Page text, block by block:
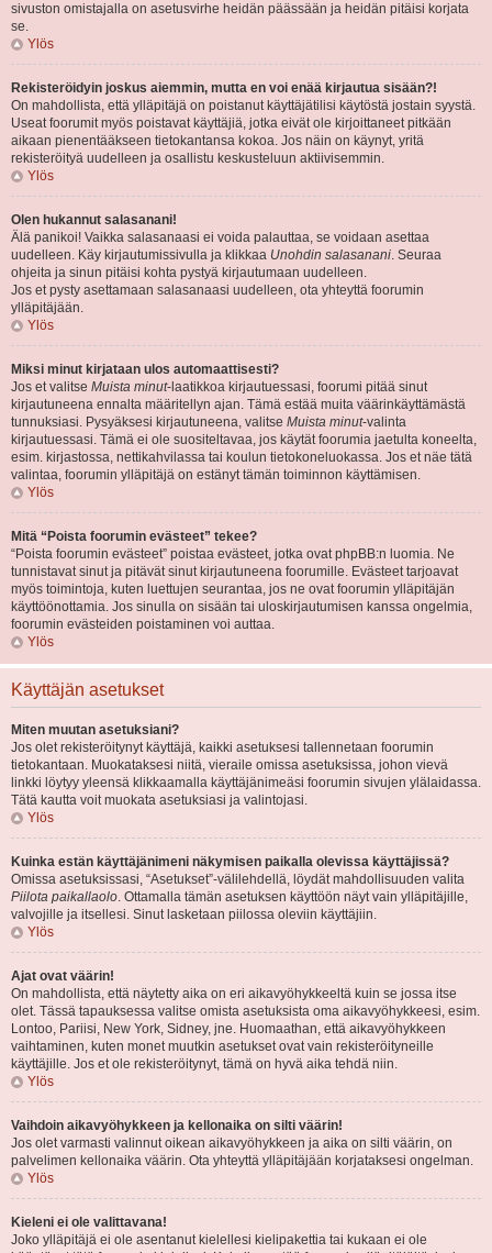
sivuston omistajalla on asetusvirhe heidän päässään ja heidän pitäisi korjata
se.
Ylös
Rekisteröidyin joskus aiemmin, mutta en voi enää kirjautua sisään?!
On mahdollista, että ylläpitäjä on poistanut käyttäjätilisi käytöstä jostain syystä.
Useat foorumit myös poistavat käyttäjiä, jotka eivät ole kirjoittaneet pitkään
aikaan pienentääkseen tietokantansa kokoa. Jos näin on käynyt, yritä
rekisteröityä uudelleen ja osallistu keskusteluun aktiivisemmin.
Ylös
Olen hukannut salasanani!
Älä panikoi! Vaikka salasanaasi ei voida palauttaa, se voidaan asettaa
uudelleen. Käy kirjautumissivulla ja klikkaa Unohdin salasanani. Seuraa
ohjeita ja sinun pitäisi kohta pystyä kirjautumaan uudelleen.
Jos et pysty asettamaan salasanaasi uudelleen, ota yhteyttä foorumin
ylläpitäjään.
Ylös
Miksi minut kirjataan ulos automaattisesti?
Jos et valitse Muista minut-laatikkoa kirjautuessasi, foorumi pitää sinut
kirjautuneena ennalta määritellyn ajan. Tämä estää muita väärinkäyttämästä
tunnuksiasi. Pysyäksesi kirjautuneena, valitse Muista minut-valinta
kirjautuessasi. Tämä ei ole suositeltavaa, jos käytät foorumia jaetulta koneelta,
esim. kirjastossa, nettikahvilassa tai koulun tietokoneluokassa. Jos et näe tätä
valintaa, foorumin ylläpitäjä on estänyt tämän toiminnon käyttämisen.
Ylös
Mitä “Poista foorumin evästeet” tekee?
“Poista foorumin evästeet” poistaa evästeet, jotka ovat phpBB:n luomia. Ne
tunnistavat sinut ja pitävät sinut kirjautuneena foorumille. Evästeet tarjoavat
myös toimintoja, kuten luettujen seurantaa, jos ne ovat foorumin ylläpitäjän
käyttöönottamia. Jos sinulla on sisään tai uloskirjautumisen kanssa ongelmia,
foorumin evästeiden poistaminen voi auttaa.
Ylös
Käyttäjän asetukset
Miten muutan asetuksiani?
Jos olet rekisteröitynyt käyttäjä, kaikki asetuksesi tallennetaan foorumin
tietokantaan. Muokataksesi niitä, vieraile omissa asetuksissa, johon vievä
linkki löytyy yleensä klikkaamalla käyttäjänimeäsi foorumin sivujen ylälaidassa.
Tätä kautta voit muokata asetuksiasi ja valintojasi.
Ylös
Kuinka estän käyttäjänimeni näkymisen paikalla olevissa käyttäjissä?
Omissa asetuksissasi, “Asetukset”-välilehdellä, löydät mahdollisuuden valita
Piilota paikallaolo. Ottamalla tämän asetuksen käyttöön näyt vain ylläpitäjille,
valvojille ja itsellesi. Sinut lasketaan piilossa oleviin käyttäjiin.
Ylös
Ajat ovat väärin!
On mahdollista, että näytetty aika on eri aikavyöhykkeeltä kuin se jossa itse
olet. Tässä tapauksessa valitse omista asetuksista oma aikavyöhykkeesi, esim.
Lontoo, Pariisi, New York, Sidney, jne. Huomaathan, että aikavyöhykkeen
vaihtaminen, kuten monet muutkin asetukset ovat vain rekisteröityneille
käyttäjille. Jos et ole rekisteröitynyt, tämä on hyvä aika tehdä niin.
Ylös
Vaihdoin aikavyöhykkeen ja kellonaika on silti väärin!
Jos olet varmasti valinnut oikean aikavyöhykkeen ja aika on silti väärin, on
palvelimen kellonaika väärin. Ota yhteyttä ylläpitäjään korjataksesi ongelman.
Ylös
Kieleni ei ole valittavana!
Joko ylläpitäjä ei ole asentanut kielellesi kielipakettia tai kukaan ei ole